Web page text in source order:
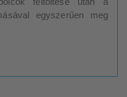
egyszerűen meg